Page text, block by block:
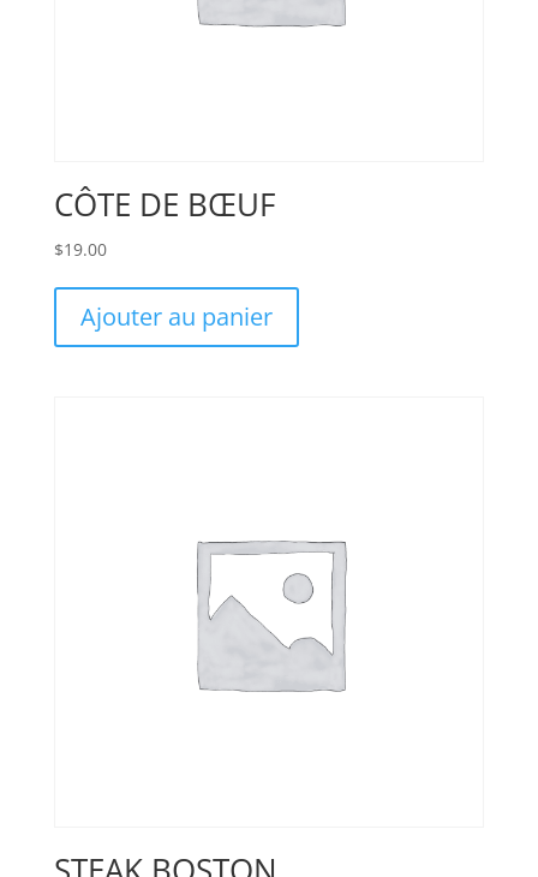
CÔTE DE BŒUF
$19.00
Ajouter au panier